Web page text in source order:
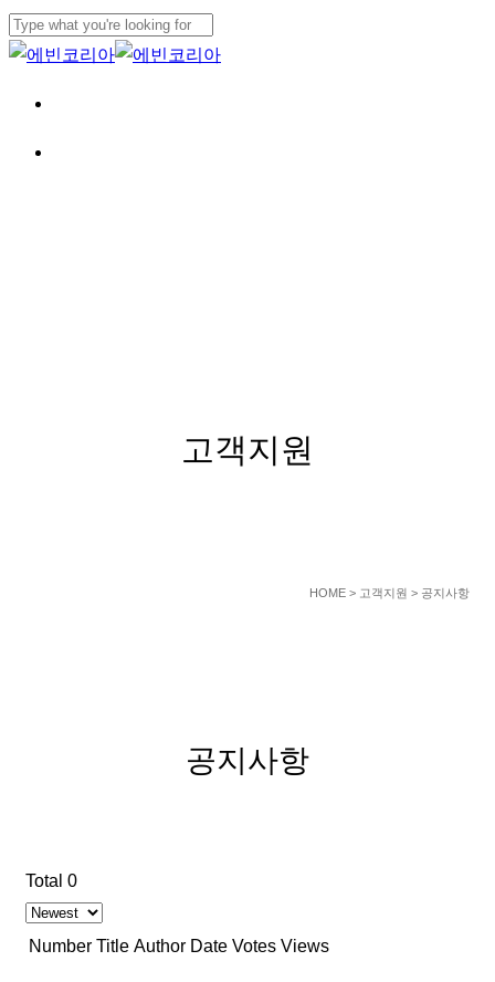
Skip
to
Close
Menu
고객지원
HOME > 고객지원 > 공지사항
공지사항
Total 0
Number Title Author Date Votes Views